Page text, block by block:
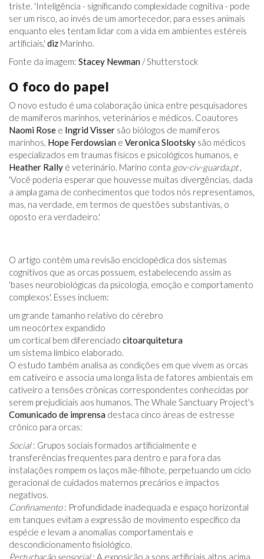
triste. 'Inteligência - significando complexidade cognitiva - pode
ser um risco, ao invés de um amortecedor, para esses animais
enquanto eles tentam lidar com a vida em ambientes estéreis
artificiais,' diz Marinho.
Fonte da imagem: Stacey Newman / Shutterstock
O foco do papel
O novo estudo é uma colaboração única entre pesquisadores
de mamíferos marinhos, veterinários e médicos. Coautores
Naomi Rose e Ingrid Visser são biólogos de mamíferos
marinhos, Hope Ferdowsian e Veronica Slootsky são médicos
especializados em traumas físicos e psicológicos humanos, e
Heather Rally é veterinário. Marino conta gov-civ-guarda.pt,
'Você poderia esperar que houvesse muitas divergências, dada
a ampla gama de conhecimentos que todos nós representamos,
mas, na verdade, em termos de questões substantivas, o
oposto era verdadeiro.'
O artigo contém uma revisão enciclopédica dos sistemas
cognitivos que as orcas possuem, estabelecendo assim as
'bases neurobiológicas da psicologia, emoção e comportamento
complexos'. Esses incluem:
um grande tamanho relativo do cérebro
um neocórtex expandido
um cortical bem diferenciado citoarquitetura
um sistema límbico elaborado.
O estudo também analisa as condições em que vivem as orcas
em cativeiro e associa uma longa lista de fatores ambientais em
cativeiro a tensões crônicas correspondentes conhecidas por
serem prejudiciais aos humanos. The Whale Sanctuary Project's
Comunicado de imprensa destaca cinco áreas de estresse
crônico para orcas:
Social: Grupos sociais formados artificialmente e
transferências frequentes para dentro e para fora das
instalações rompem os laços mãe-filhote, perpetuando um ciclo
geracional de cuidados maternos precários e impactos
negativos.
Confinamento: Profundidade inadequada e espaço horizontal
em tanques evitam a expressão de movimento específico da
espécie e levam a anomalias comportamentais e
descondicionamento fisiológico.
Perturbação sensorial: A exposição a sons artificiais altos acima